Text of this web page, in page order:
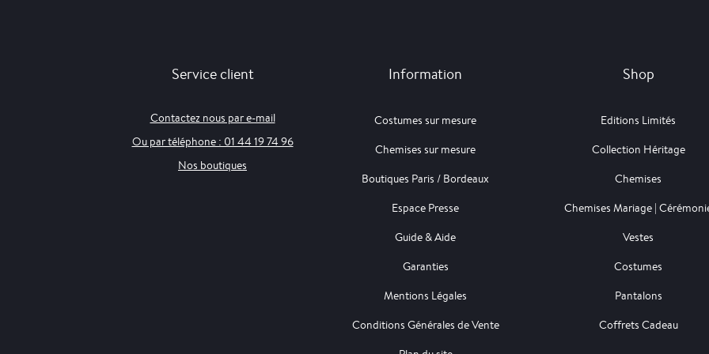
Service client
Contactez nous par e-mail
Ou par téléphone : 01 44 19 74 96
Nos boutiques
Information
Costumes sur mesure
Chemises sur mesure
Boutiques Paris / Bordeaux
Espace Presse
Guide & Aide
Garanties
Mentions Légales
Conditions Générales de Vente
Shop
Editions Limités
Collection Héritage
Chemises
Chemises Mariage |
Vestes
Costumes
Pantalons
Coffrets Cadeau